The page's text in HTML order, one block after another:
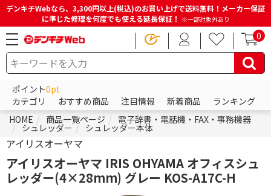
デンキチWebなら、3,300円以上(税込)のお買い上げで送料無料！メーカー保証
に準じた修理を何度でも使える延長保証！ ※一部対象外あり
0
ポイント0pt
カテゴリ
おすすめ商品 注目情報 新着商品
ランキング
HOME
商品一覧ページ 電子辞書・電話機・FAX・事務機器
シュレッダー シュレッダー本体
アイリスオーヤマ
アイリスオーヤマ IRIS OHYAMA オフィスシュ
レッダー(4×28mm) グレー KOS-A17C-H